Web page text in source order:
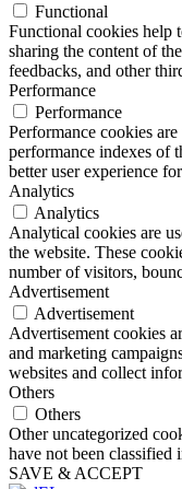
Functional
Functional cookies help
sharing the content of
feedbacks, and other
Performance
Performance
Performance cookies
performance indexes of
better user experience
Analytics
Analytics
Analytical cookies are
the website. These
number of visitors,
Advertisement
Advertisement
Advertisement cookies
and marketing
websites and collect
Others
Others
Other uncategorized
have not been classified
SAVE & ACCEPT